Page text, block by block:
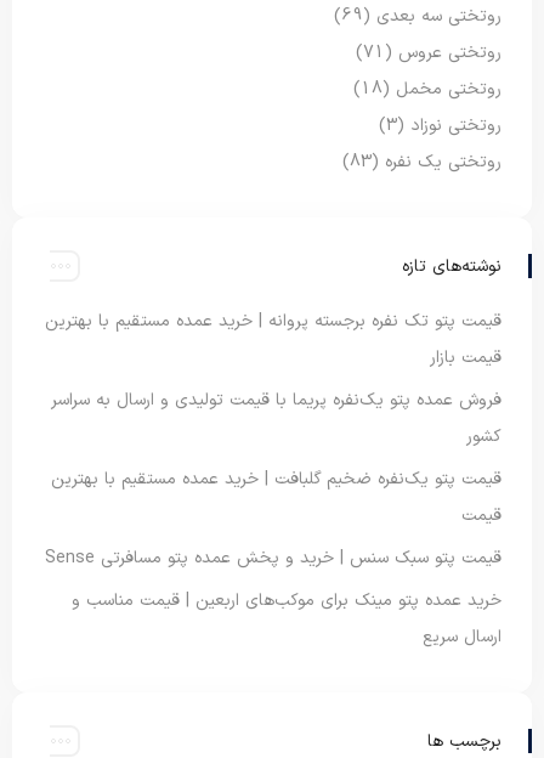
روتختی سه بعدی (69)
روتختی عروس (71)
روتختی مخمل (18)
روتختی نوزاد (3)
روتختی یک نفره (83)
نوشته‌های تازه
قیمت پتو تک نفره برجسته پروانه | خرید عمده مستقیم با بهترین
قیمت بازار
فروش عمده پتو یک‌نفره پریما با قیمت تولیدی و ارسال به سراسر
کشور
قیمت پتو یک‌نفره ضخیم گلبافت | خرید عمده مستقیم با بهترین
قیمت
قیمت پتو سبک سنس | خرید و پخش عمده پتو مسافرتی Sense
خرید عمده پتو مینک برای موکب‌های اربعین | قیمت مناسب و
ارسال سریع
برچسب ها